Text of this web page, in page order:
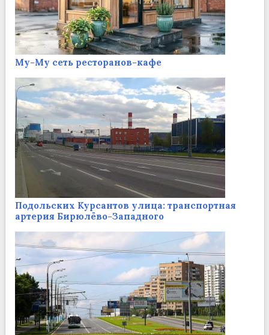
Му-Му сеть ресторанов-кафе
Подольских Курсантов улица: транспортная
артерия Бирюлёво-Западного